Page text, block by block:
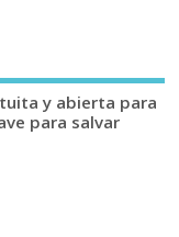
y abierta para
para salvar